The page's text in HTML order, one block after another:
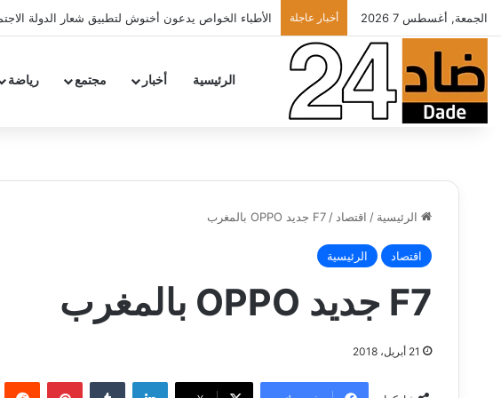
الجمعة, أغسطس 7 2026 أخبار عاجلة الأطباء الخواص يدعون أخنوش لتطبيق شعار الدولة
الرئيسية أخبار مجتمع رياضة
الرئيسية / اقتصاد / F7 جديد OPPO بالمغرب
اقتصاد الرئيسية
F7 جديد OPPO بالمغرب
21 أبريل، 2018
لينكدإن بينتيريست